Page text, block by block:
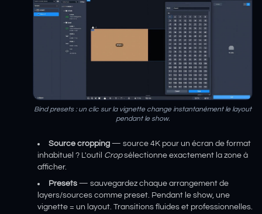
Bind presets : un clic sur la vignette change instantanément le layout
pendant le show.
Source cropping — source 4K pour un écran de format
inhabituel ? L'outil Cropsélectionne exactement la zone à
afficher.
Presets — sauvegardez chaque arrangement de
layers/sources comme preset. Pendant le show, une
vignette = un layout. Transitions fluides et professionnelles.